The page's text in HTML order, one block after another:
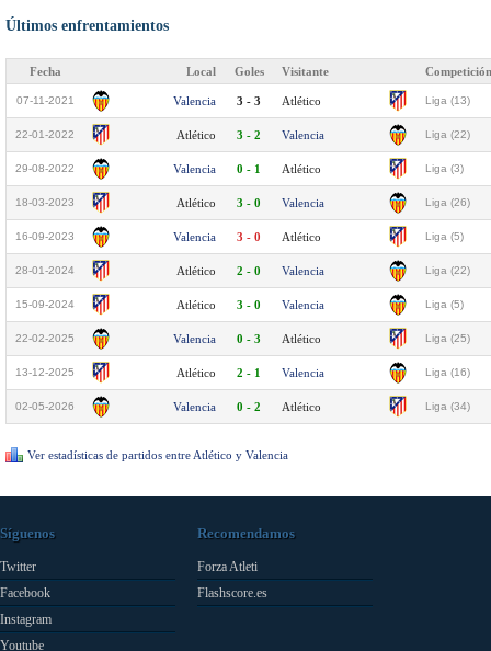
Últimos enfrentamientos
Fecha Local Goles Visitante Competición
07-11-2021 Valencia 3 - 3 Atlético Liga (13)
22-01-2022 Atlético 3 - 2 Valencia Liga (22)
29-08-2022 Valencia 0 - 1 Atlético Liga (3)
18-03-2023 Atlético 3 - 0 Valencia Liga (26)
16-09-2023 Valencia 3 - 0 Atlético Liga (5)
28-01-2024 Atlético 2 - 0 Valencia Liga (22)
15-09-2024 Atlético 3 - 0 Valencia Liga (5)
22-02-2025 Valencia 0 - 3 Atlético Liga (25)
13-12-2025 Atlético 2 - 1 Valencia Liga (16)
02-05-2026 Valencia 0 - 2 Atlético Liga (34)
Ver estadísticas de partidos entre Atlético y Valencia
Síguenos
Twitter
Facebook
Instagram
Youtube
Recomendamos
Forza Atleti
Flashscore.es